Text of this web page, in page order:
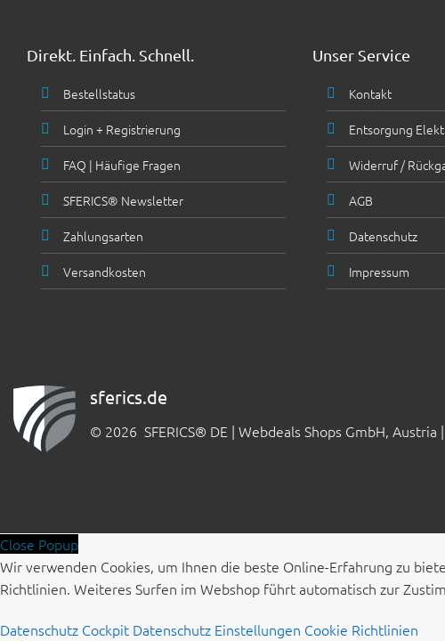
Direkt. Einfach. Schnell.
Bestellstatus
Login + Registrierung
FAQ | Häufige Fragen
SFERICS® Newsletter
Zahlungsarten
Versandkosten
Unser Service
Kontakt
Entsorgung
Widerruf /
AGB
Datenschutz
Impressum
sferics.de
© 2026 SFERICS® DE | Webdeals Shops GmbH, Austria |
Close Popup
Wir verwenden Cookies, um Ihnen die beste Online-Erfahrung zu
Richtlinien. Weiteres Surfen im Webshop führt automatisch zur
Datenschutz Cockpit Datenschutz Einstellungen Cookie Richtlinien